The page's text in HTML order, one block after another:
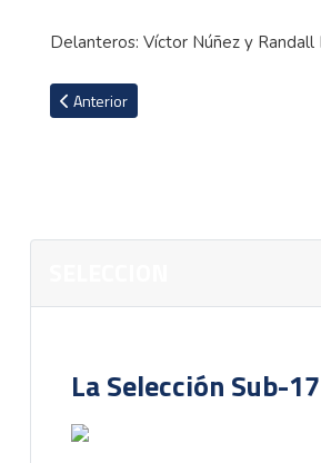
Delanteros: Víctor Núñez y Randall
Artículo anterior: Costa Rica le gana
Anterior
La Selección Sub-